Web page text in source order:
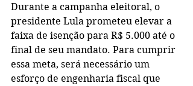
Durante a campanha eleitoral, o
presidente Lula prometeu elevar a
faixa de isenção para R$ 5.000 até o
final de seu mandato. Para cumprir
essa meta, será necessário um
esforço de engenharia fiscal que